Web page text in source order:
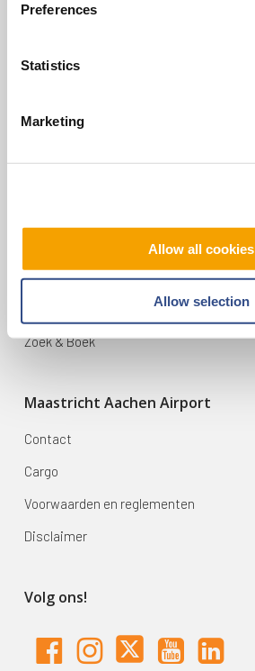
Preferences
Statistics
Marketing
Allow all cookies
Allow selection
Vliegveldweg 90
+31-(0)43-358 9898
Bestemmingen
Zoek & Boek
Maastricht Aachen Airport
Contact
Cargo
Voorwaarden en reglementen
Disclaimer
Volg ons!